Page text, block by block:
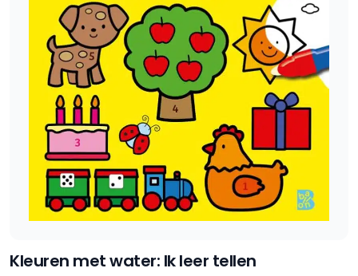
Kleuren met water: Ik leer tellen